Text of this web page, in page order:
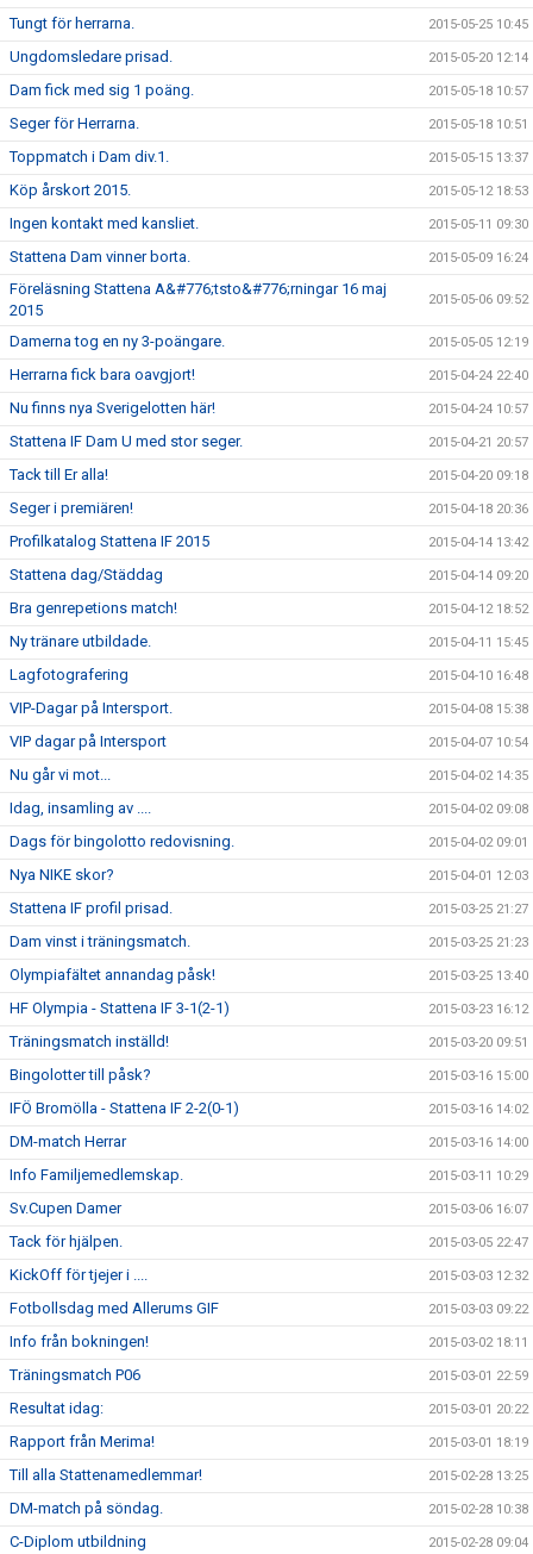
Tungt för herrarna. 2015-05-25 10:45
Ungdomsledare prisad. 2015-05-20 12:14
Dam fick med sig 1 poäng. 2015-05-18 10:57
Seger för Herrarna. 2015-05-18 10:51
Toppmatch i Dam div.1. 2015-05-15 13:37
Köp årskort 2015. 2015-05-12 18:53
Ingen kontakt med kansliet. 2015-05-11 09:30
Stattena Dam vinner borta. 2015-05-09 16:24
Föreläsning Stattena A&#776;tsto&#776;rningar 16 maj
2015
2015-05-06 09:52
Damerna tog en ny 3-poängare. 2015-05-05 12:19
Herrarna fick bara oavgjort! 2015-04-24 22:40
Nu finns nya Sverigelotten här! 2015-04-24 10:57
Stattena IF Dam U med stor seger. 2015-04-21 20:57
Tack till Er alla! 2015-04-20 09:18
Seger i premiären! 2015-04-18 20:36
Profilkatalog Stattena IF 2015 2015-04-14 13:42
Stattena dag/Städdag 2015-04-14 09:20
Bra genrepetions match! 2015-04-12 18:52
Ny tränare utbildade. 2015-04-11 15:45
Lagfotografering 2015-04-10 16:48
VIP-Dagar på Intersport. 2015-04-08 15:38
VIP dagar på Intersport 2015-04-07 10:54
Nu går vi mot... 2015-04-02 14:35
Idag, insamling av .... 2015-04-02 09:08
Dags för bingolotto redovisning. 2015-04-02 09:01
Nya NIKE skor? 2015-04-01 12:03
Stattena IF profil prisad. 2015-03-25 21:27
Dam vinst i träningsmatch. 2015-03-25 21:23
Olympiafältet annandag påsk! 2015-03-25 13:40
HF Olympia - Stattena IF 3-1(2-1) 2015-03-23 16:12
Träningsmatch inställd! 2015-03-20 09:51
Bingolotter till påsk? 2015-03-16 15:00
IFÖ Bromölla - Stattena IF 2-2(0-1) 2015-03-16 14:02
DM-match Herrar 2015-03-16 14:00
Info Familjemedlemskap. 2015-03-11 10:29
Sv.Cupen Damer 2015-03-06 16:07
Tack för hjälpen. 2015-03-05 22:47
KickOff för tjejer i .... 2015-03-03 12:32
Fotbollsdag med Allerums GIF 2015-03-03 09:22
Info från bokningen! 2015-03-02 18:11
Träningsmatch P06 2015-03-01 22:59
Resultat idag: 2015-03-01 20:22
Rapport från Merima! 2015-03-01 18:19
Till alla Stattenamedlemmar! 2015-02-28 13:25
DM-match på söndag. 2015-02-28 10:38
C-Diplom utbildning 2015-02-28 09:04